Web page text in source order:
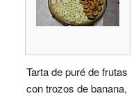
Tarta de puré de frutas
con trozos de banana,